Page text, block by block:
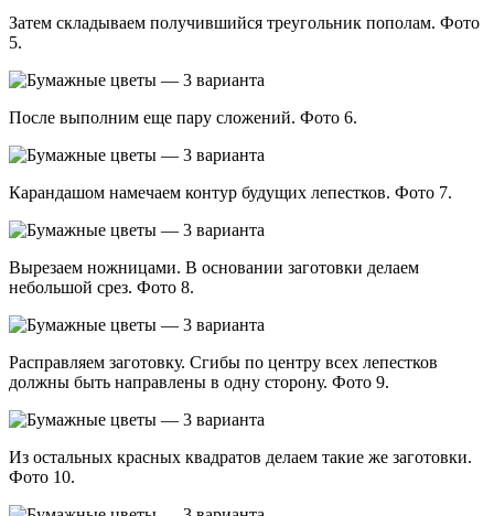
Затем складываем получившийся треугольник пополам. Фото
5.
После выполним еще пару сложений. Фото 6.
Карандашом намечаем контур будущих лепестков. Фото 7.
Вырезаем ножницами. В основании заготовки делаем
небольшой срез. Фото 8.
Расправляем заготовку. Сгибы по центру всех лепестков
должны быть направлены в одну сторону. Фото 9.
Из остальных красных квадратов делаем такие же заготовки.
Фото 10.